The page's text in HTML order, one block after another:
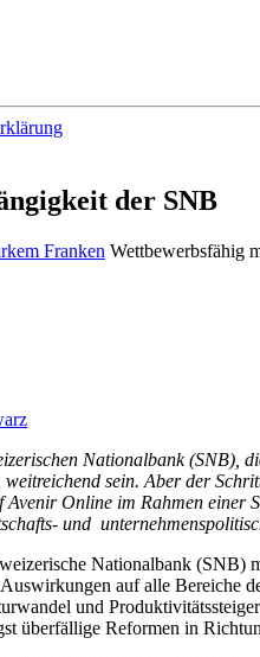
der SNB
Franken Wettbewerbsfähig
Nationalbank (SNB),
sein. Aber der
Avenir Online im Rahmen
und
Nationalbank (SNB)
auf alle Bereiche
und
überfällige Reformen in